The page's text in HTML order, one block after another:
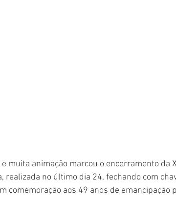
muita animação marcou o encerramento da
realizada no último dia 24, fechando com
comemoração aos 49 anos de emancipação